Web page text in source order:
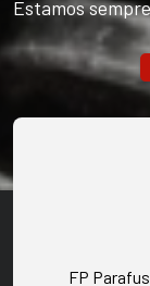
Estamos
FP